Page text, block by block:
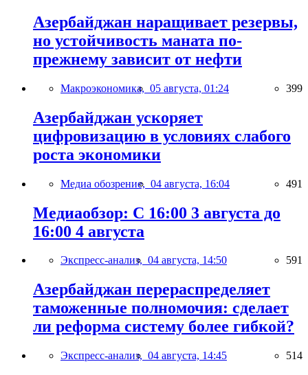
Азербайджан наращивает резервы,
но устойчивость маната по-
прежнему зависит от нефти
Макроэкономика, 05 августа, 01:24 399
Азербайджан ускоряет
цифровизацию в условиях слабого
роста экономики
Медиа обозрение, 04 августа, 16:04 491
Медиаобзор: С 16:00 3 августа до
16:00 4 августа
Экспресс-анализ, 04 августа, 14:50 591
Азербайджан перераспределяет
таможенные полномочия: сделает
ли реформа систему более гибкой?
Экспресс-анализ, 04 августа, 14:45 514